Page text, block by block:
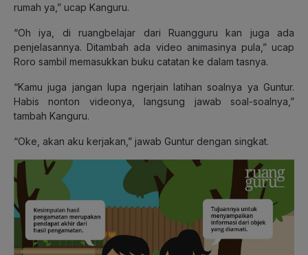
rumah ya,” ucap Kanguru.
“Oh iya, di ruangbelajar dari Ruangguru kan juga ada
penjelasannya. Ditambah ada video animasinya pula,” ucap
Roro sambil memasukkan buku catatan ke dalam tasnya.
“Kamu juga jangan lupa ngerjain latihan soalnya ya Guntur.
Habis nonton videonya, langsung jawab soal-soalnya,”
tambah Kanguru.
“Oke, akan aku kerjakan,” jawab Guntur dengan singkat.